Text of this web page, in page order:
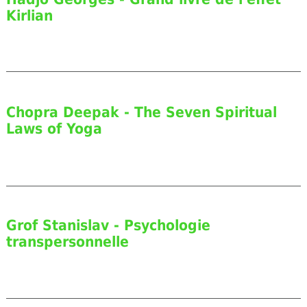
Kirlian
Chopra Deepak - The Seven Spiritual
Laws of Yoga
Grof Stanislav - Psychologie
transpersonnelle